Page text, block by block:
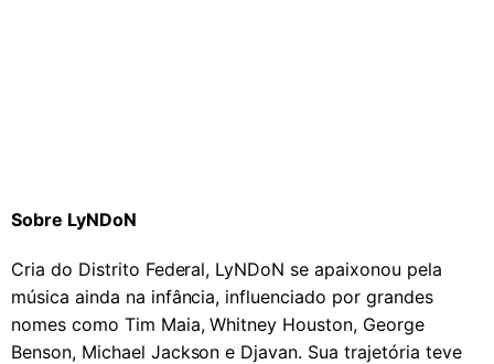
Sobre LyNDoN
Cria do Distrito Federal, LyNDoN se apaixonou pela
música ainda na infância, influenciado por grandes
nomes como Tim Maia, Whitney Houston, George
Benson, Michael Jackson e Djavan. Sua trajetória teve